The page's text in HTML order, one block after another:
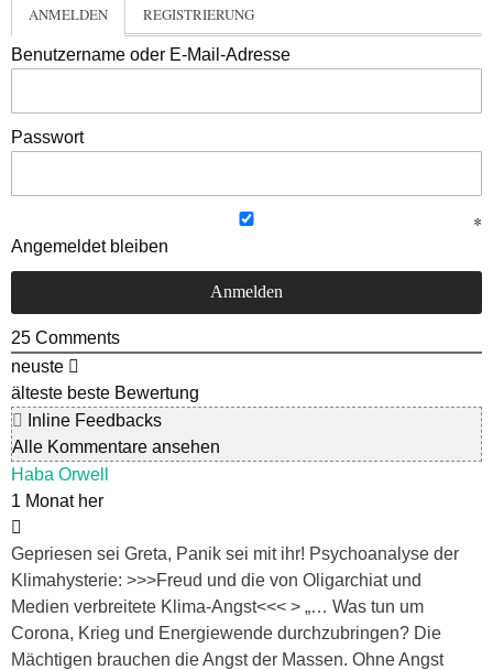
ANMELDEN REGISTRIERUNG
Benutzername oder E-Mail-Adresse
Passwort
Angemeldet bleiben
25 Comments
neuste
älteste beste Bewertung
Inline Feedbacks
Alle Kommentare ansehen
Haba Orwell
1 Monat her
Gepriesen sei Greta, Panik sei mit ihr! Psychoanalyse der
Klimahysterie: >>>Freud und die von Oligarchiat und
Medien verbreitete Klima-Angst<<< > „… Was tun um
Corona, Krieg und Energiewende durchzubringen? Die
Mächtigen brauchen die Angst der Massen. Ohne Angst